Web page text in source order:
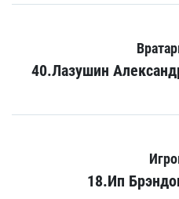
40.Лазушин
18.Ип